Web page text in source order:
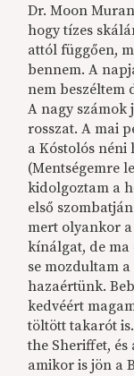
Dr. Moon
hogy tízes
attól függően,
bennem. A
nem beszéltem
A nagy számok
rosszat. A mai
a Kóstolós néni
(Mentségemre
kidolgoztam a
első
mert olyankor
kínálgat, de ma
se mozdultam
hazaértünk.
kedvéért
töltött takarót
the Sheriffet,
amikor is jön a